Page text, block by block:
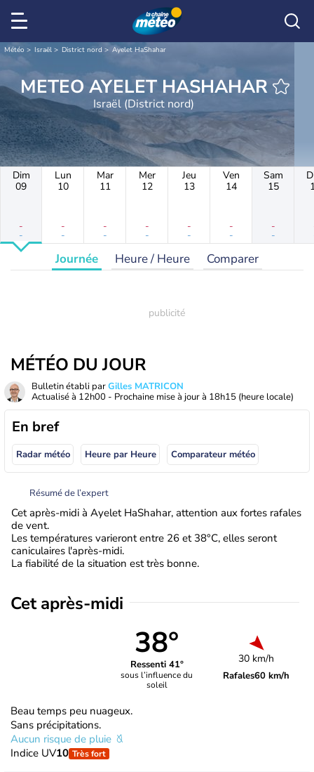
Météo Israël District nord Ayelet HaShahar
METEO AYELET HASHAHAR
Israël (District nord)
Dim
09
-
-
Lun
10
-
-
Mar
11
-
-
Mer
12
-
-
Jeu
13
-
-
Ven
14
-
-
Sam
15
-
-
Journée Heure / Heure Comparer
MÉTÉO DU JOUR
Bulletin établi parGilles MATRICON
Actualisé à 12h00 - Prochaine mise à jour à 18h15 (heure locale)
En bref
Radar météo Heure par Heure Comparateur météo
Résumé de l’expert
Cet après-midi à Ayelet HaShahar, attention aux fortes rafales
de vent.
Les températures varieront entre 26 et 38°C, elles seront
caniculaires l'après-midi.
La fiabilité de la situation est très bonne.
Cet après-midi
38°
Ressenti 41°
sous l’influence du
soleil
30 km/h
Rafales60 km/h
Beau temps peu nuageux.
Sans précipitations.
Aucun risque de pluie
Indice UV10 Très fort